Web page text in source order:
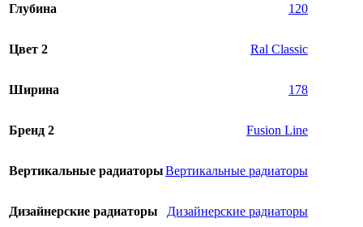
Глубина 120
Цвет 2 Ral Classic
Ширина 178
Бренд 2 Fusion Line
Вертикальные радиаторыВертикальные радиаторы
Дизайнерские радиаторы Дизайнерские радиаторы